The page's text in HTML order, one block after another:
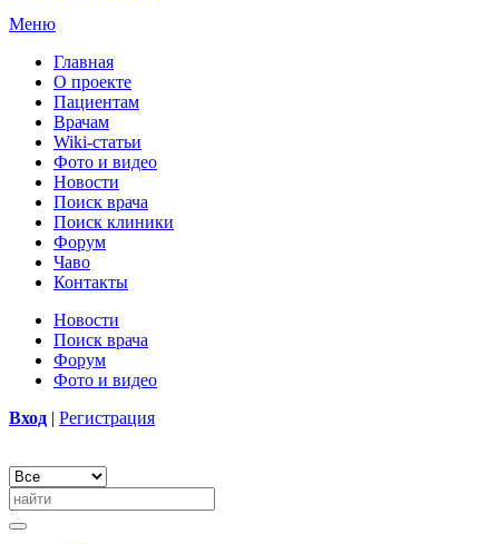
Меню
Главная
О проекте
Пациентам
Врачам
Wiki-статьи
Фото и видео
Новости
Поиск врача
Поиск клиники
Форум
Чаво
Контакты
Новости
Поиск врача
Форум
Фото и видео
Вход | Регистрация